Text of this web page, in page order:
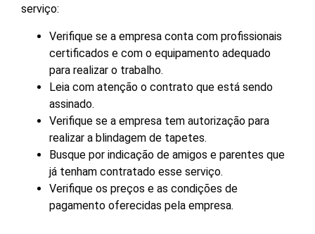
serviço:
Verifique se a empresa conta com profissionais
certificados e com o equipamento adequado
para realizar o trabalho.
Leia com atenção o contrato que está sendo
assinado.
Verifique se a empresa tem autorização para
realizar a blindagem de tapetes.
Busque por indicação de amigos e parentes que
já tenham contratado esse serviço.
Verifique os preços e as condições de
pagamento oferecidas pela empresa.